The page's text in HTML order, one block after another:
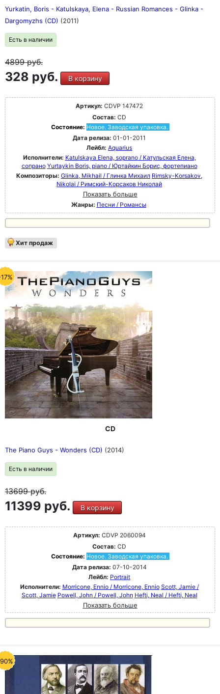
Yurkatin, Boris - Katulskaya, Elena - Russian Romances - Glinka -
Dargomyzhs (CD) (2011)
Есть в наличии
4899руб.
328 руб. В корзину
Артикул: CDVP 147472
Состав: CD
Состояние: Новое. Заводская упаковка.
Дата релиза: 01-01-2011
Лейбл: Aquarius
Исполнители: Katulskaya Elena, soprano / Катульская Елена,
сопрано Yurtaykin Boris, piano / Юртайкин Борис, фортепиано
Композиторы: Glinka, Mikhail / Глинка Михаил Rimsky-Korsakov,
Nikolai / Римский-Корсаков Николай
Показать больше
Жанры: Песни / Романсы
Хит продаж
CD
The Piano Guys - Wonders (CD) (2014)
Есть в наличии
13699руб.
11399 руб. В корзину
Артикул: CDVP 2060094
Состав: CD
Состояние: Новое. Заводская упаковка.
Дата релиза: 07-10-2014
Лейбл: Portrait
Исполнители: Morricone, Ennio / Morricone, Ennio Scott, Jamie /
Scott, Jamie Powell, John / Powell, John Hefti, Neal / Hefti, Neal
Показать больше